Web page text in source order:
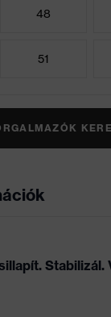
48
51
Stabilizál.